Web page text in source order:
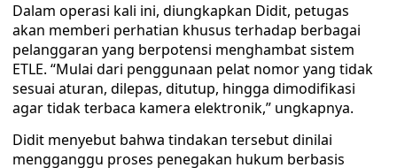
Dalam operasi kali ini, diungkapkan Didit, petugas
akan memberi perhatian khusus terhadap berbagai
pelanggaran yang berpotensi menghambat sistem
ETLE. “Mulai dari penggunaan pelat nomor yang tidak
sesuai aturan, dilepas, ditutup, hingga dimodifikasi
agar tidak terbaca kamera elektronik,” ungkapnya.
Didit menyebut bahwa tindakan tersebut dinilai
mengganggu proses penegakan hukum berbasis